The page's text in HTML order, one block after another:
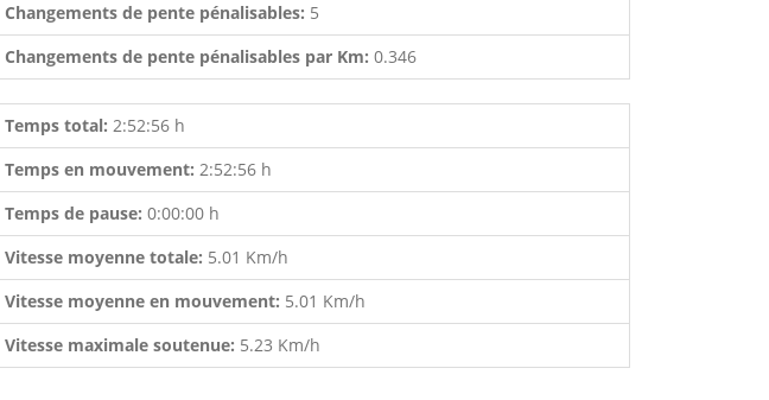
Changements de pente pénalisables: 5
Changements de pente pénalisables par Km: 0.346
Temps total: 2:52:56 h
Temps en mouvement: 2:52:56 h
Temps de pause: 0:00:00 h
Vitesse moyenne totale: 5.01 Km/h
Vitesse moyenne en mouvement: 5.01 Km/h
Vitesse maximale soutenue: 5.23 Km/h